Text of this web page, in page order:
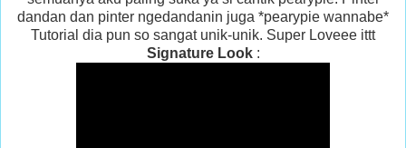
dandan dan pinter ngedandanin juga *pearypie wannabe*
Tutorial dia pun so sangat unik-unik. Super Loveee ittt
Signature Look :